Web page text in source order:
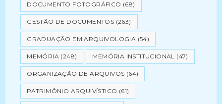
DOCUMENTO FOTOGRÁFICO (68)
GESTÃO DE DOCUMENTOS (263)
GRADUAÇÃO EM ARQUIVOLOGIA (54)
MEMÓRIA (248) MEMÓRIA INSTITUCIONAL (47)
ORGANIZAÇÃO DE ARQUIVOS (64)
PATRIMÔNIO ARQUIVÍSTICO (61)